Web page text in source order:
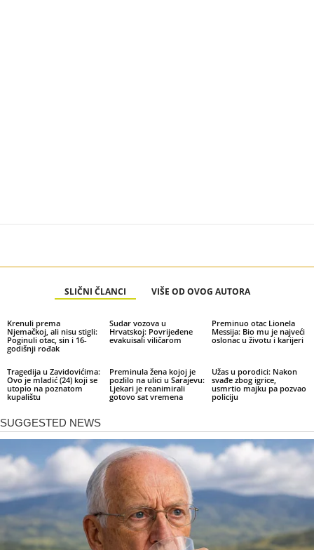
SLIČNI ČLANCI VIŠE OD OVOG AUTORA
Krenuli prema
Njemačkoj, ali nisu stigli:
Poginuli otac, sin i 16-
godišnji rođak
Sudar vozova u
Hrvatskoj: Povrijeđene
evakuisali viličarom
Preminuo otac Lionela
Messija: Bio mu je najveći
oslonac u životu i karijeri
Tragedija u Zavidovićima:
Ovo je mladić (24) koji se
utopio na poznatom
kupalištu
Preminula žena kojoj je
pozlilo na ulici u Sarajevu:
Ljekari je reanimirali
gotovo sat vremena
Užas u porodici: Nakon
svađe zbog igrice,
usmrtio majku pa pozvao
policiju